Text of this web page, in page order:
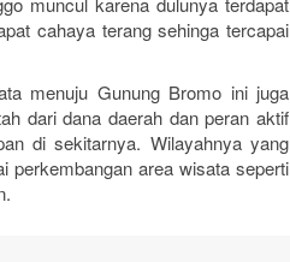
cahaya terang sehinga tercapai
menuju Gunung Bromo ini juga
dari dana daerah dan peran aktif
di sekitarnya. Wilayahnya yang
perkembangan area wisata seperti